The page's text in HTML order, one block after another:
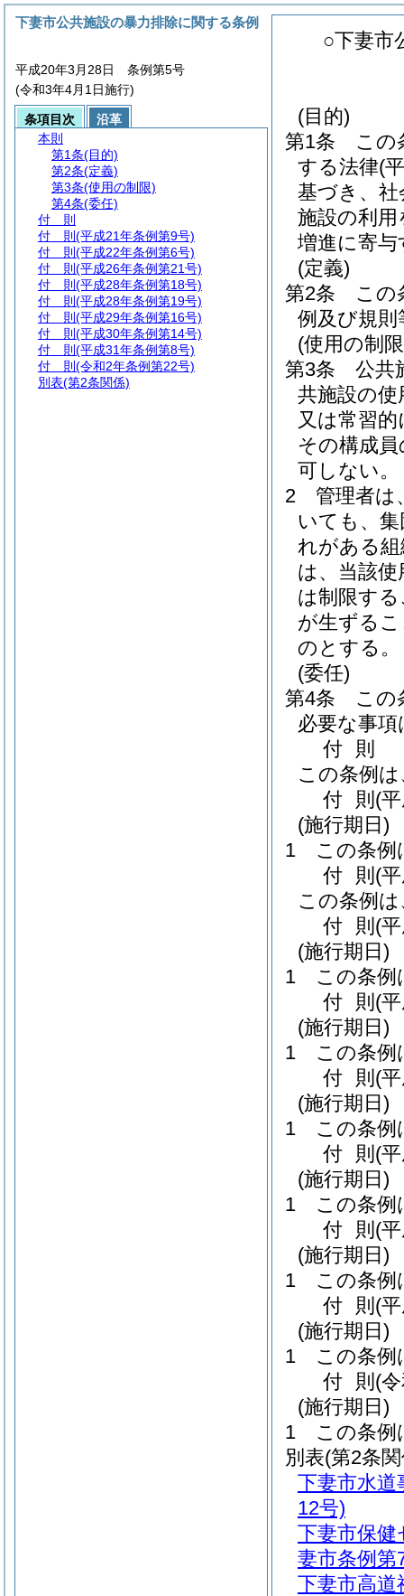
○下妻市
(目的)
第1条
この
する法律(
基づき、
施設の利
増進に寄
(定義)
第2条
この
例及び規
(使用の制
第3条
公共
共施設の
又は常習
その構成
可しない。
2
管理者は
いても、
れがある
は、当該
は制限す
が生ずる
のとする。
(委任)
第4条
この
必要な事
付 則
この条例
付 則 (
(施行期日)
1
この条例
付 則 (
この条例
付 則 (
(施行期日)
1
この条例
付 則 (
(施行期日)
1
この条例
付 則 (
(施行期日)
1
この条例
付 則 (
(施行期日)
1
この条例
付 則 (
(施行期日)
1
この条例
付 則 (
(施行期日)
1
この条例
付 則 (
(施行期日)
1
この条例
別表(第2条
下妻市水道
12号)
下妻市保
妻市条例第
下妻市高
下妻市公共施設の暴力排除に関する条例
平成20年3月28日 条例第5号
(令和3年4月1日施行)
条項目次
沿革
本則
第1条(目的)
第2条(定義)
第3条(使用の制限)
第4条(委任)
付 則
付 則 (平成21年条例第9号)
付 則 (平成22年条例第6号)
付 則 (平成26年条例第21号)
付 則 (平成28年条例第18号)
付 則 (平成28年条例第19号)
付 則 (平成29年条例第16号)
付 則 (平成30年条例第14号)
付 則 (平成31年条例第8号)
付 則 (令和2年条例第22号)
別表(第2条関係)